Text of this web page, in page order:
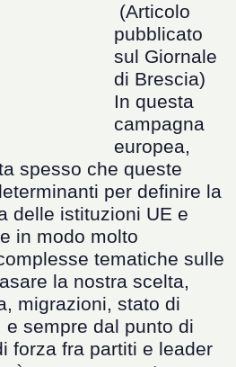
(Articolo
pubblicato
sul Giornale
di Brescia)
In questa
campagna
europea,
spesso che queste
per definire la
delle istituzioni UE e
in modo molto
tematiche sulle
la nostra scelta,
migrazioni, stato di
sempre dal punto di
forza fra partiti e leader